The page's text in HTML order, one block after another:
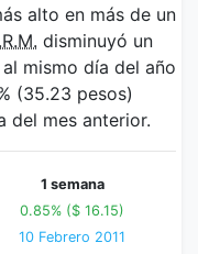
alto en más de un
disminuyó un
mismo día del año
(35.23 pesos)
del mes anterior.
1 semana
0.85% ($ 16.15)
10 Febrero 2011